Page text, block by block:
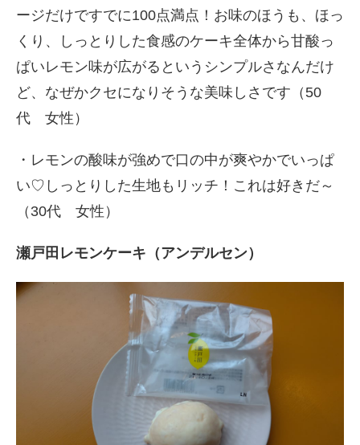
ージだけですでに100点満点！お味のほうも、ほっ
くり、しっとりした食感のケーキ全体から甘酸っ
ぱいレモン味が広がるというシンプルさなんだけ
ど、なぜかクセになりそうな美味しさです（50
代 女性）
・レモンの酸味が強めで口の中が爽やかでいっぱ
い♡しっとりした生地もリッチ！これは好きだ～
（30代 女性）
瀬戸田レモンケーキ（アンデルセン）